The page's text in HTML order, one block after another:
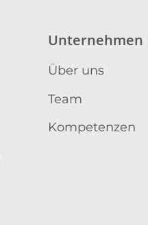
Unternehmen
Über uns
Team
Kompetenzen